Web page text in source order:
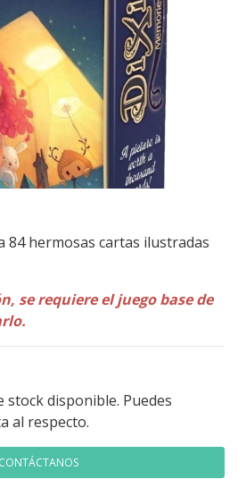
84 hermosas cartas ilustradas
se requiere el juego base de
disponible. Puedes
al respecto.
CONTÁCTANOS